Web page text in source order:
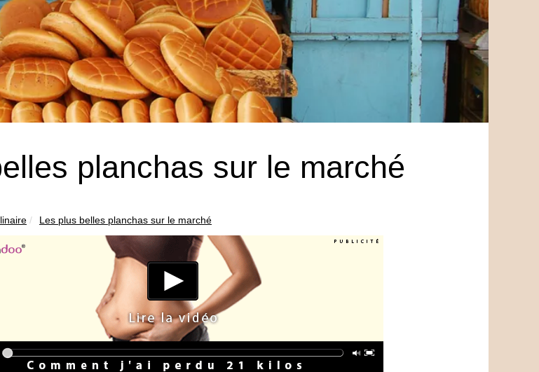
planchas sur le marché
Les plus belles planchas sur le marché